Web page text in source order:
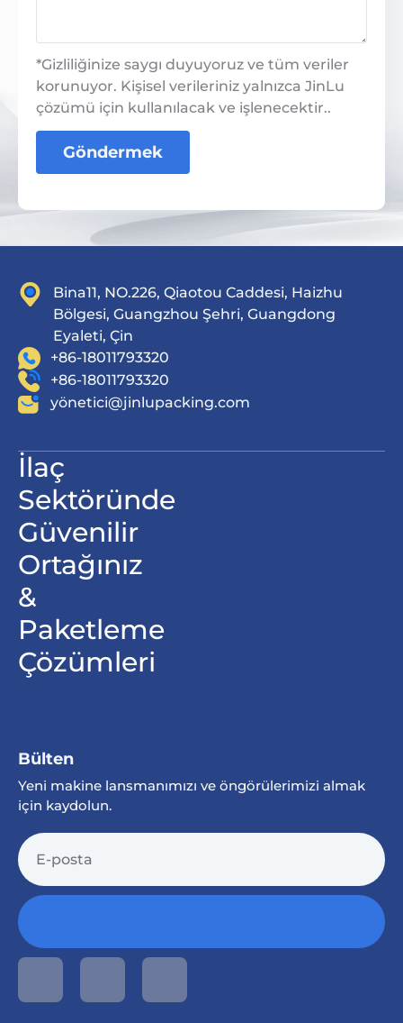
*Gizliliğinize saygı duyuyoruz ve tüm veriler
korunuyor. Kişisel verileriniz yalnızca JinLu
çözümü için kullanılacak ve işlenecektir..
Göndermek
Bina11, NO.226, Qiaotou Caddesi, Haizhu
Bölgesi, Guangzhou Şehri, Guangdong
Eyaleti, Çin
+86-18011793320
+86-18011793320
yönetici@jinlupacking.com
İlaç
Sektöründe
Güvenilir
Ortağınız
&
Paketleme
Çözümleri
Bülten
Yeni makine lansmanımızı ve öngörülerimizi almak
için kaydolun.